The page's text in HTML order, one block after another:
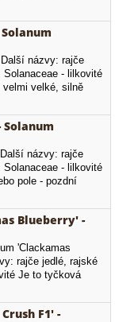
zploštělé - netradiční
- hmotnost plodu se
je odolná vůči
názvy: rajče
- lilkovité
velmi velké, silně
barvy - hmotnost
velikosti kolem 20
názvy: rajče
- lilkovité
pole - pozdní
mají tvar citrónu -
vijanech -
85 g - hmotnost
Blueberry' -
'Clackamas
rajče jedlé, rajské
Je to tyčková
opravdu kouzelná.
Mají velmi
70 dní) se plody (2-
F1' -